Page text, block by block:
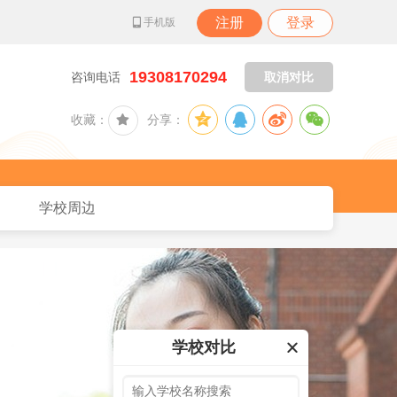
手机版 注册 登录
取消对比
咨询电话 19308170294
收藏： 分享：
学校周边
学校对比